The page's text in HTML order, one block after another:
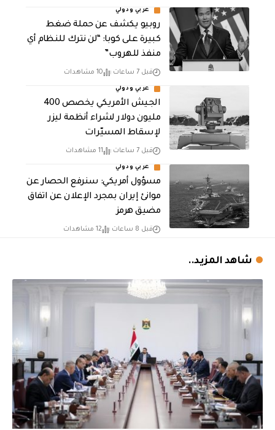
عربي ودولي
روبيو يكشف عن حملة ضغط
كبيرة على كوبا: “لن نترك للنظام أي
منفذ للهروب”
قبل 7 ساعات 10 مشاهدات
عربي ودولي
الجيش الأمريكي يخصص 400
مليون دولار لشراء أنظمة ليزر
لإسقاط المسيّرات
قبل 7 ساعات 11 مشاهدات
عربي ودولي
مسؤول أمريكي: سنرفع الحصار عن
موانئ إيران بمجرد الإعلان عن اتفاق
مضيق هرمز
قبل 8 ساعات 12 مشاهدات
شاهد المزيد..